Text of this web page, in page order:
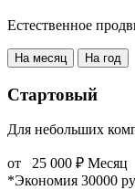
Естественное
На месяц На год
Стартовый
Для небольших
от 25 000 ₽ Месяц
*Экономия 30000